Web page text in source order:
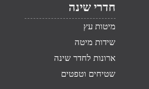
חדרי שינה
מיטות עץ
שידות מיטה
ארונות לחדר שינה
שטיחים וטפטים